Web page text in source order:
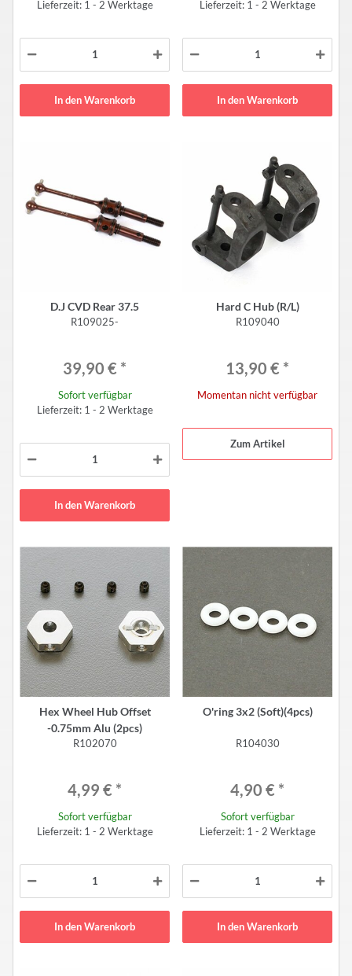
Lieferzeit: 1 - 2 Werktage
In den Warenkorb
Lieferzeit: 1 - 2 Werktage
In den Warenkorb
D.J CVD Rear 37.5
R109025-
39,90 € *
Sofort verfügbar
Lieferzeit: 1 - 2 Werktage
In den Warenkorb
Hard C Hub (R/L)
R109040
13,90 € *
Momentan nicht verfügbar
Zum Artikel
Hex Wheel Hub Offset
-0.75mm Alu (2pcs)
R102070
4,99 € *
Sofort verfügbar
Lieferzeit: 1 - 2 Werktage
In den Warenkorb
O'ring 3x2 (Soft)(4pcs)
R104030
4,90 € *
Sofort verfügbar
Lieferzeit: 1 - 2 Werktage
In den Warenkorb